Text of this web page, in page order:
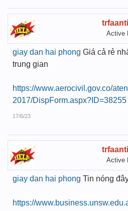
Active
giay dan hai phong Giá cả rẻ
trung gian
https://www.aerocivil.gov.co/
2017/DispForm.aspx?ID=38255
17/6/23
Active
giay dan hai phong Tin nóng
https://